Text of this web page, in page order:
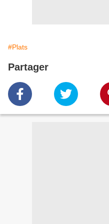
#Plats
Partager